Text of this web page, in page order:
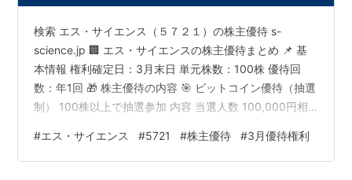
検索 エス・サイエンス（５７２１）の株主優待 s-
science.jp 🏢 エス・サイエンスの株主優待まとめ 📌 基
本情報 権利確定日：3月末日 単元株数：100株 優待回
数：年1回 🎁 株主優待の内容 🎯 ビットコイン優待（抽選
制） 100株以上で抽選参加 内容 当選人数 100,000円相
合計1,350名に当たるチャンス✨ ⚠️ 注意点（かなり重
要） 抽選制（必ずもらえるわけではない） 当選者のみ通
#エス・サイエンス #5721 #株主優待 #3月優待権利